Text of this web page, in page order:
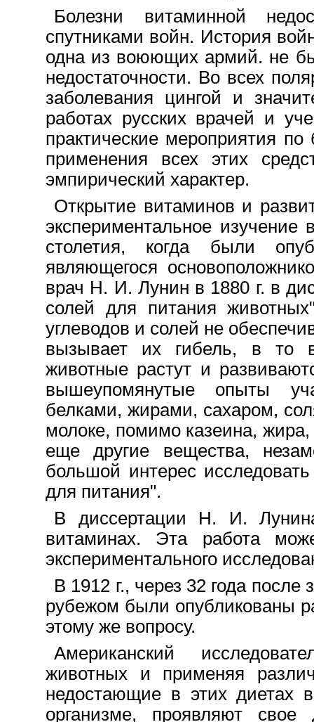
Болезни витаминной
спутниками войн. История
одна из воюющих армий. не
недостаточности. Во всех
заболевания цингой и
работах русских врачей и
практические мероприятия
применения всех этих
эмпирический характер.
Открытие витаминов и
экспериментальное
столетия, когда были
являющегося
врач Н. И. Лунин в 1880 г. в
солей для питания
углеводов и солей не
вызывает их гибель, в то
животные растут и
вышеупомянутые опыты
белками, жирами, сахаром,
молоке, помимо казеина, жира,
еще другие вещества,
большой интерес
для питания".
В диссертации Н. И.
витаминах. Эта работа
экспериментального
В 1912 г., через 32 года
рубежом были опубликованы
этому же вопросу.
Американский
животных и применяя
недостающие в этих диетах
организме, проявляют свое